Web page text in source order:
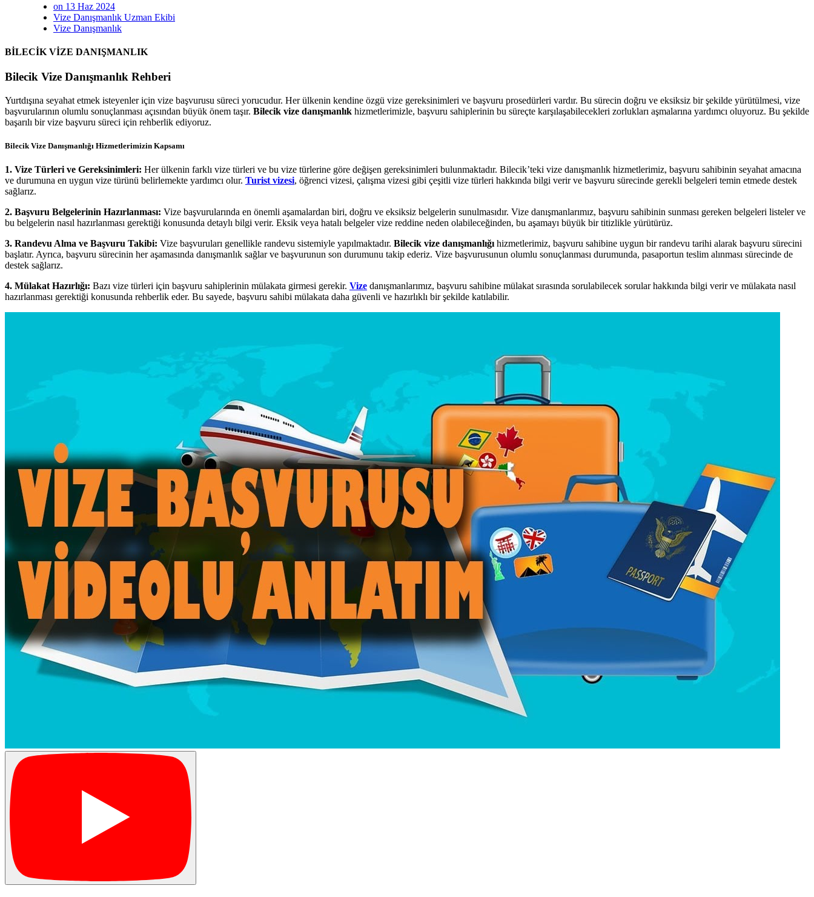
on 13 Haz 2024
Vize Danışmanlık Uzman Ekibi
Vize Danışmanlık
BİLECİK VİZE DANIŞMANLIK
Bilecik Vize Danışmanlık Rehberi
Yurtdışına seyahat etmek isteyenler için vize başvurusu süreci yorucudur. Her ülkenin kendine özgü vize gereksinimleri ve başvuru prosedürleri vardır. Bu sürecin doğru ve eksiksiz bir şekilde yürütülmesi, vize
başvurularının olumlu sonuçlanması açısından büyük önem taşır. Bilecik vize danışmanlık hizmetlerimizle, başvuru sahiplerinin bu süreçte karşılaşabilecekleri zorlukları aşmalarına yardımcı oluyoruz. Bu şekilde
başarılı bir vize başvuru süreci için rehberlik ediyoruz.
Bilecik Vize Danışmanlığı Hizmetlerimizin Kapsamı
1. Vize Türleri ve Gereksinimleri: Her ülkenin farklı vize türleri ve bu vize türlerine göre değişen gereksinimleri bulunmaktadır. Bilecik’teki vize danışmanlık hizmetlerimiz, başvuru sahibinin seyahat amacına
ve durumuna en uygun vize türünü belirlemekte yardımcı olur. Turist vizesi, öğrenci vizesi, çalışma vizesi gibi çeşitli vize türleri hakkında bilgi verir ve başvuru sürecinde gerekli belgeleri temin etmede destek
sağlarız.
2. Başvuru Belgelerinin Hazırlanması: Vize başvurularında en önemli aşamalardan biri, doğru ve eksiksiz belgelerin sunulmasıdır. Vize danışmanlarımız, başvuru sahibinin sunması gereken belgeleri listeler ve
bu belgelerin nasıl hazırlanması gerektiği konusunda detaylı bilgi verir. Eksik veya hatalı belgeler vize reddine neden olabileceğinden, bu aşamayı büyük bir titizlikle yürütürüz.
3. Randevu Alma ve Başvuru Takibi: Vize başvuruları genellikle randevu sistemiyle yapılmaktadır. Bilecik vize danışmanlığı hizmetlerimiz, başvuru sahibine uygun bir randevu tarihi alarak başvuru sürecini
başlatır. Ayrıca, başvuru sürecinin her aşamasında danışmanlık sağlar ve başvurunun son durumunu takip ederiz. Vize başvurusunun olumlu sonuçlanması durumunda, pasaportun teslim alınması sürecinde de
destek sağlarız.
4. Mülakat Hazırlığı: Bazı vize türleri için başvuru sahiplerinin mülakata girmesi gerekir. Vize danışmanlarımız, başvuru sahibine mülakat sırasında sorulabilecek sorular hakkında bilgi verir ve mülakata nasıl
hazırlanması gerektiği konusunda rehberlik eder. Bu sayede, başvuru sahibi mülakata daha güvenli ve hazırlıklı bir şekilde katılabilir.